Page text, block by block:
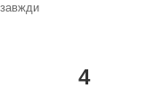
завжди
4